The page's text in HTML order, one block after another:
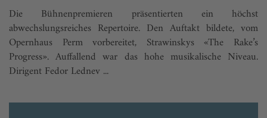
Die Bühnenpremieren präsentierten ein höchst
abwechslungsreiches Repertoire. Den Auftakt bildete, vom
Opernhaus Perm vorbereitet, Strawinskys «The Rake’s
Progress». Auffallend war das hohe musikalische Niveau.
Dirigent Fedor Lednev ...